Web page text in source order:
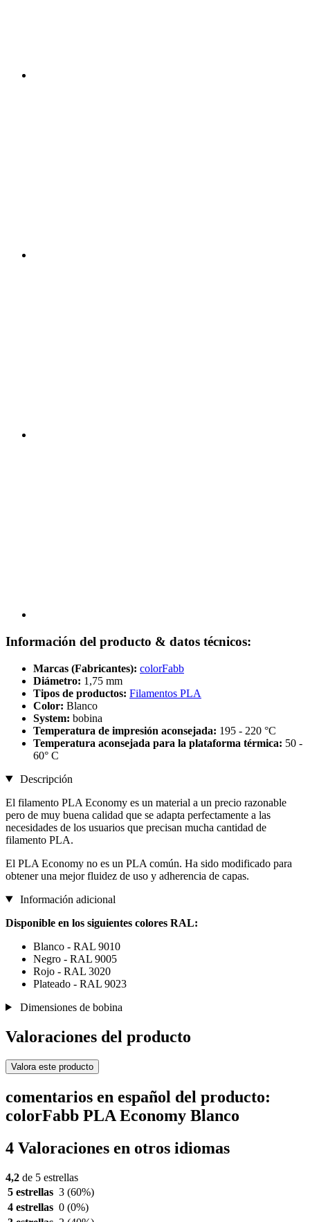
Información del producto & datos técnicos:
Marcas (Fabricantes): colorFabb
Diámetro: 1,75 mm
Tipos de productos: Filamentos PLA
Color: Blanco
System: bobina
Temperatura de impresión aconsejada: 195 - 220 °C
Temperatura aconsejada para la plataforma térmica: 50 -
60° C
Descripción
El filamento PLA Economy es un material a un precio razonable
pero de muy buena calidad que se adapta perfectamente a las
necesidades de los usuarios que precisan mucha cantidad de
filamento PLA.
El PLA Economy no es un PLA común. Ha sido modificado para
obtener una mejor fluidez de uso y adherencia de capas.
Información adicional
Disponible en los siguientes colores RAL:
Blanco - RAL 9010
Negro - RAL 9005
Rojo - RAL 3020
Plateado - RAL 9023
Dimensiones de bobina
Valoraciones del producto
Valora este producto
comentarios en español del producto:
colorFabb PLA Economy Blanco
4 Valoraciones en otros idiomas
4,2 de 5 estrellas
5 estrellas 3 (60%)
4 estrellas 0 (0%)